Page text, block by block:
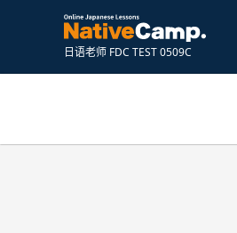
日语老师 FDC TEST 0509C